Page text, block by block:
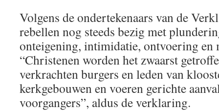
Volgens de ondertekenaars van de
rebellen nog steeds bezig met
onteigening, intimidatie, ontvoering en
“Christenen worden het zwaarst
verkrachten burgers en leden van
kerkgebouwen en voeren gerichte
voorgangers”, aldus de verklaring.